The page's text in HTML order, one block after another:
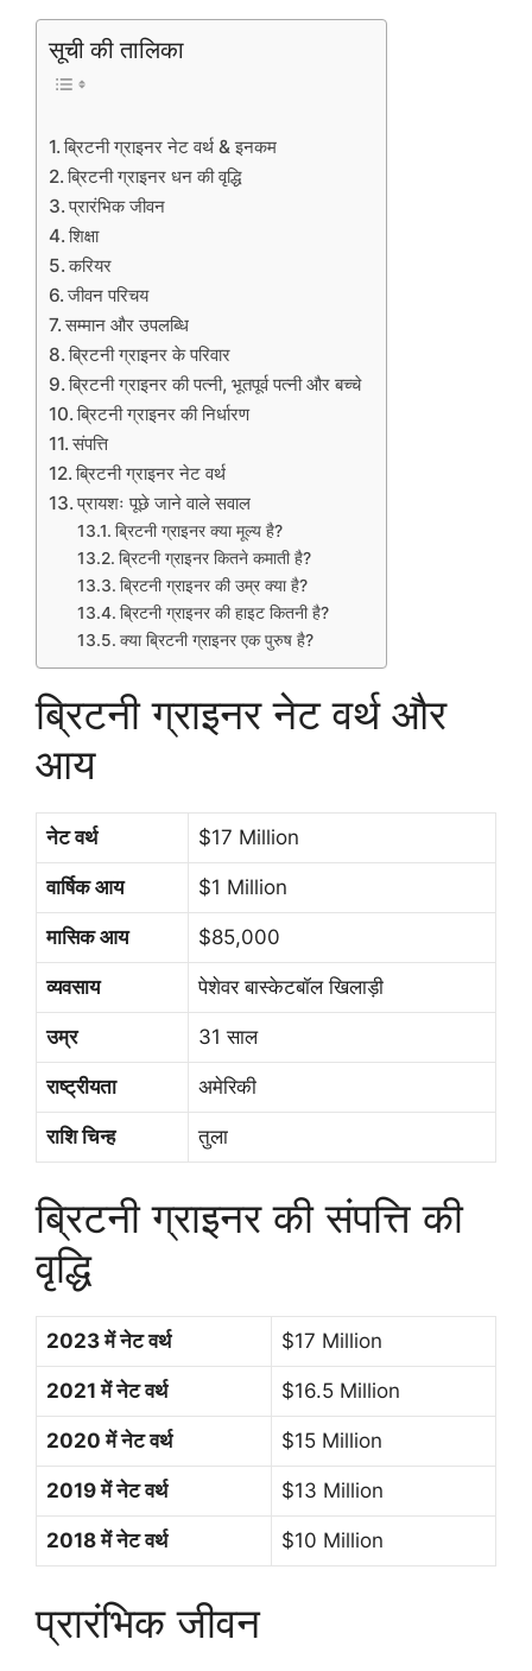
सूची की तालिका
ब्रिटनी ग्राइनर नेट वर्थ & इनकम
ब्रिटनी ग्राइनर धन की वृद्धि
प्रारंभिक जीवन
शिक्षा
करियर
जीवन परिचय
सम्मान और उपलब्धि
ब्रिटनी ग्राइनर के परिवार
ब्रिटनी ग्राइनर की पत्नी, भूतपूर्व पत्नी और बच्चे
ब्रिटनी ग्राइनर की निर्धारण
संपत्ति
ब्रिटनी ग्राइनर नेट वर्थ
प्रायशः पूछे जाने वाले सवाल
ब्रिटनी ग्राइनर क्या मूल्य है?
ब्रिटनी ग्राइनर कितने कमाती है?
ब्रिटनी ग्राइनर की उम्र क्या है?
ब्रिटनी ग्राइनर की हाइट कितनी है?
क्या ब्रिटनी ग्राइनर एक पुरुष है?
ब्रिटनी ग्राइनर नेट वर्थ और
आय
नेट वर्थ $17 Million
वार्षिक आय $1 Million
मासिक आय $85,000
व्यवसाय पेशेवर बास्केटबॉल खिलाड़ी
उम्र 31 साल
राष्ट्रीयता अमेरिकी
राशि चिन्ह तुला
ब्रिटनी ग्राइनर की संपत्ति की
वृद्धि
2023 में नेट वर्थ $17 Million
2021 में नेट वर्थ $16.5 Million
2020 में नेट वर्थ $15 Million
2019 में नेट वर्थ $13 Million
2018 में नेट वर्थ $10 Million
प्रारंभिक जीवन